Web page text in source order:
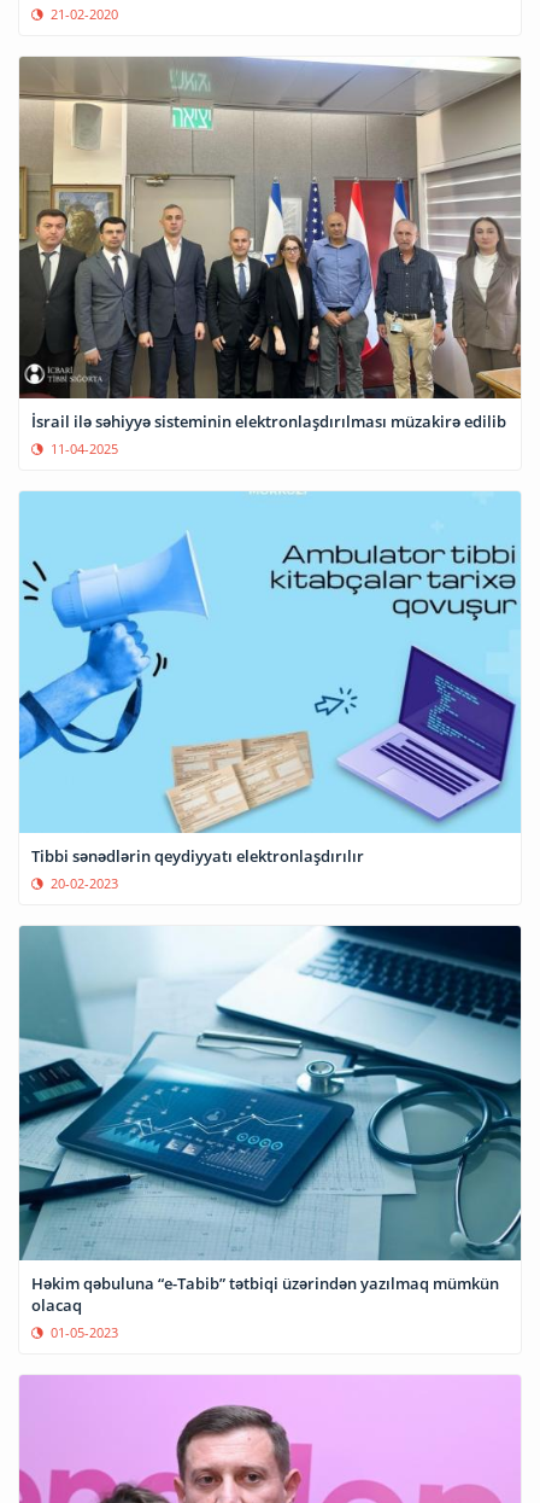
21-02-2020
İsrail ilə səhiyyə sisteminin elektronlaşdırılması müzakirə edilib
11-04-2025
Tibbi sənədlərin qeydiyyatı elektronlaşdırılır
20-02-2023
Həkim qəbuluna “e-Tabib” tətbiqi üzərindən yazılmaq mümkün
olacaq
01-05-2023